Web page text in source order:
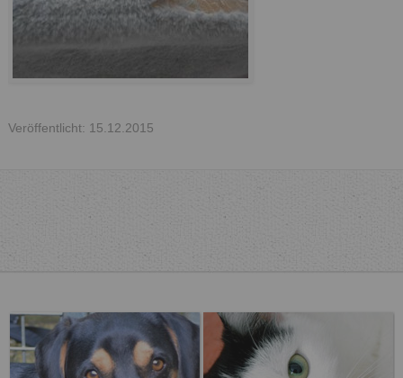
Veröffentlicht: 15.12.2015